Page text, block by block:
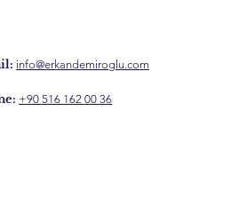
info@erkandemiroglu.com
+90 516 162 00 36